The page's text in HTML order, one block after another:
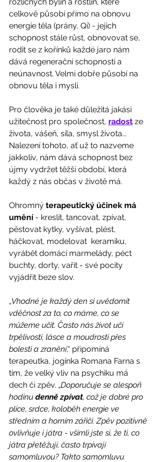
celkově působí přímo na obnovu
energie těla (prány, Qi) - jejich
schopnost stále růst, obnovovat se,
rodit se z kořínků každé jaro nám
dává regenerační schopnosti a
neúnavnost. Velmi dobře působí na
obnovu těla i mysli.
Pro člověka je také důležitá jakási
užitečnost pro společnost, radost ze
života, vášeň, síla, smysl života...
Nalezení tohoto, ať už to nazveme
jakkoliv, nám dává schopnost bez
újmy vydržet těžší období, která
každý z nás občas v životě má.
Ohromný terapeutický účinek má
umění - kreslit, tancovat, zpívat,
pěstovat kytky, vyšívat, plést,
háčkovat, modelovat  keramiku,
vyrábět domácí marmelády, péct
buchty, dorty, vařit - své pocity
vyjádřit beze slov.
„Vhodné je každý den si uvědomit
vděčnost za to, co máme, co se
můžeme učit. Často nás život učí
trpělivosti, lásce a moudrosti přes
bolesti a zranění,“ připomíná
terapeutka, jogínka Romana Farna s
tím, že velký vliv na psychiku má
dech či zpěv. „Doporučuje se alespoň
hodinu denně zpívat, což je dobré pro
plíce, srdce, koloběh energie ve
středním a horním zářiči. Zpěv pozitivně
ovlivňuje i játra - všimli jste si, že ti, co
játra přetěžují, často trpívají
samomluvou? Takto samomluvu